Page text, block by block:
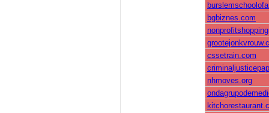
bgbiznes.com
cssetrain.com
nhmoves.org